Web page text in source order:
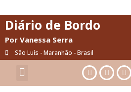
Diário de Bordo
Por Vanessa Serra
São Luís - Maranhão - Brasil